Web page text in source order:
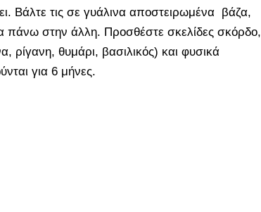
Βάλτε τις σε γυάλινα αποστειρωμένα βάζα,
πάνω στην άλλη. Προσθέστε σκελίδες σκόρδο,
ρίγανη, θυμάρι, βασιλικός) και φυσικά
για 6 μήνες.